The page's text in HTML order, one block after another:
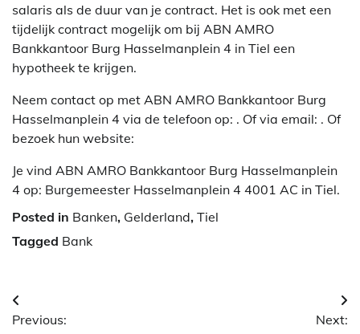
salaris als de duur van je contract. Het is ook met een
tijdelijk contract mogelijk om bij ABN AMRO
Bankkantoor Burg Hasselmanplein 4 in Tiel een
hypotheek te krijgen.
Neem contact op met ABN AMRO Bankkantoor Burg
Hasselmanplein 4 via de telefoon op: . Of via email: . Of
bezoek hun website:
Je vind ABN AMRO Bankkantoor Burg Hasselmanplein
4 op: Burgemeester Hasselmanplein 4 4001 AC in Tiel.
Posted in Banken, Gelderland, Tiel
Tagged Bank
Berichtnavigatie
Previous:
Next: